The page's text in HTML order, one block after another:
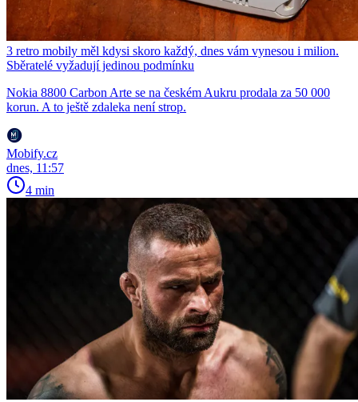
3 retro mobily měl kdysi skoro každý, dnes vám vynesou i milion.
Sběratelé vyžadují jedinou podmínku
Nokia 8800 Carbon Arte se na českém Aukru prodala za 50 000
korun. A to ještě zdaleka není strop.
Mobify.cz
dnes, 11:57
4 min